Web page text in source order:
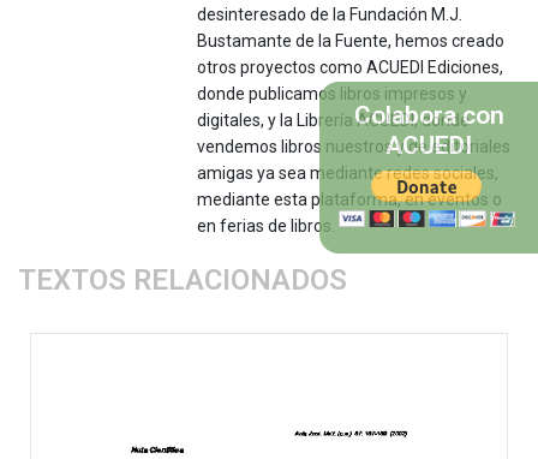
desinteresado de la Fundación M.J.
Bustamante de la Fuente, hemos creado
otros proyectos como ACUEDI Ediciones,
donde publicamos libros impresos y
digitales, y la Librería ACUEDI, donde
vendemos libros nuestros y de editoriales
amigas ya sea mediante redes sociales,
mediante esta plataforma, en eventos o
en ferias de libros.
TEXTOS RELACIONADOS
Colabora con
ACUEDI